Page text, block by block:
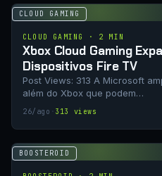
CLOUD GAMING
CLOUD GAMING · 2 MIN
Xbox Cloud Gaming
Dispositivos Fire TV
Post Views: 313 A Microsoft
além do Xbox que podem…
26/ago · 313 views
BOOSTEROID